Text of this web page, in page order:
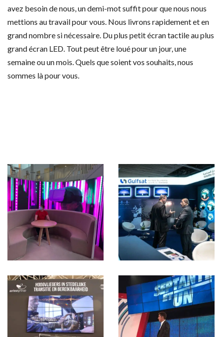
avez besoin de nous, un demi-mot suffit pour que nous nous
mettions au travail pour vous. Nous livrons rapidement et en
grand nombre si nécessaire. Du plus petit écran tactile au plus
grand écran LED. Tout peut être loué pour un jour, une
semaine ou un mois. Quels que soient vos souhaits, nous
sommes là pour vous.